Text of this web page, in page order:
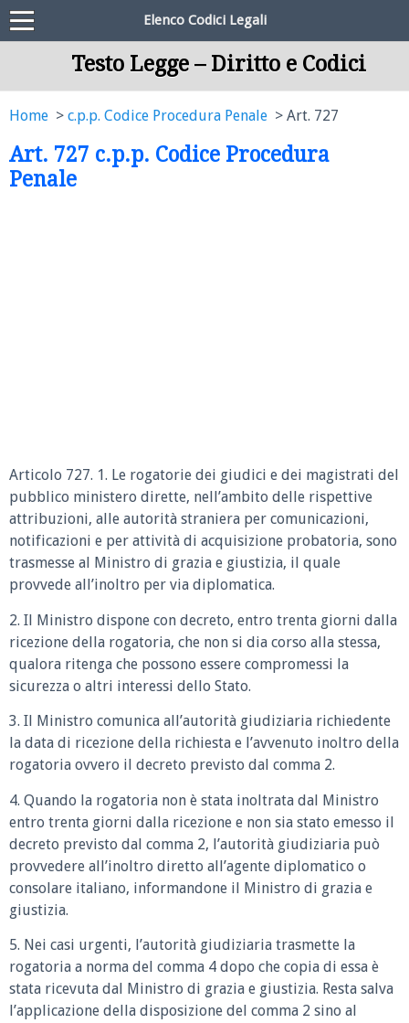
Elenco Codici Legali
Testo Legge – Diritto e Codici
Home c.p.p. Codice Procedura Penale Art. 727
Art. 727 c.p.p. Codice Procedura
Penale
Articolo 727. 1. Le rogatorie dei giudici e dei magistrati del
pubblico ministero dirette, nell’ambito delle rispettive
attribuzioni, alle autorità straniera per comunicazioni,
notificazioni e per attività di acquisizione probatoria, sono
trasmesse al Ministro di grazia e giustizia, il quale
provvede all’inoltro per via diplomatica.
2. Il Ministro dispone con decreto, entro trenta giorni dalla
ricezione della rogatoria, che non si dia corso alla stessa,
qualora ritenga che possono essere compromessi la
sicurezza o altri interessi dello Stato.
3. Il Ministro comunica all’autorità giudiziaria richiedente
la data di ricezione della richiesta e l’avvenuto inoltro della
rogatoria ovvero il decreto previsto dal comma 2.
4. Quando la rogatoria non è stata inoltrata dal Ministro
entro trenta giorni dalla ricezione e non sia stato emesso il
decreto previsto dal comma 2, l’autorità giudiziaria può
provvedere all’inoltro diretto all’agente diplomatico o
consolare italiano, informandone il Ministro di grazia e
giustizia.
5. Nei casi urgenti, l’autorità giudiziaria trasmette la
rogatoria a norma del comma 4 dopo che copia di essa è
stata ricevuta dal Ministro di grazia e giustizia. Resta salva
l’applicazione della disposizione del comma 2 sino al